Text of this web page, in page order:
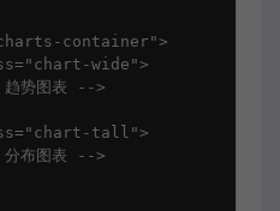
container">
wide">
势图表 -->
tall">
布图表 -->